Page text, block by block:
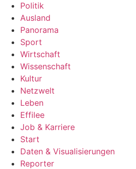
Politik
Ausland
Panorama
Sport
Wirtschaft
Wissenschaft
Kultur
Netzwelt
Leben
Effilee
Job & Karriere
Start
Daten & Visualisierungen
Reporter